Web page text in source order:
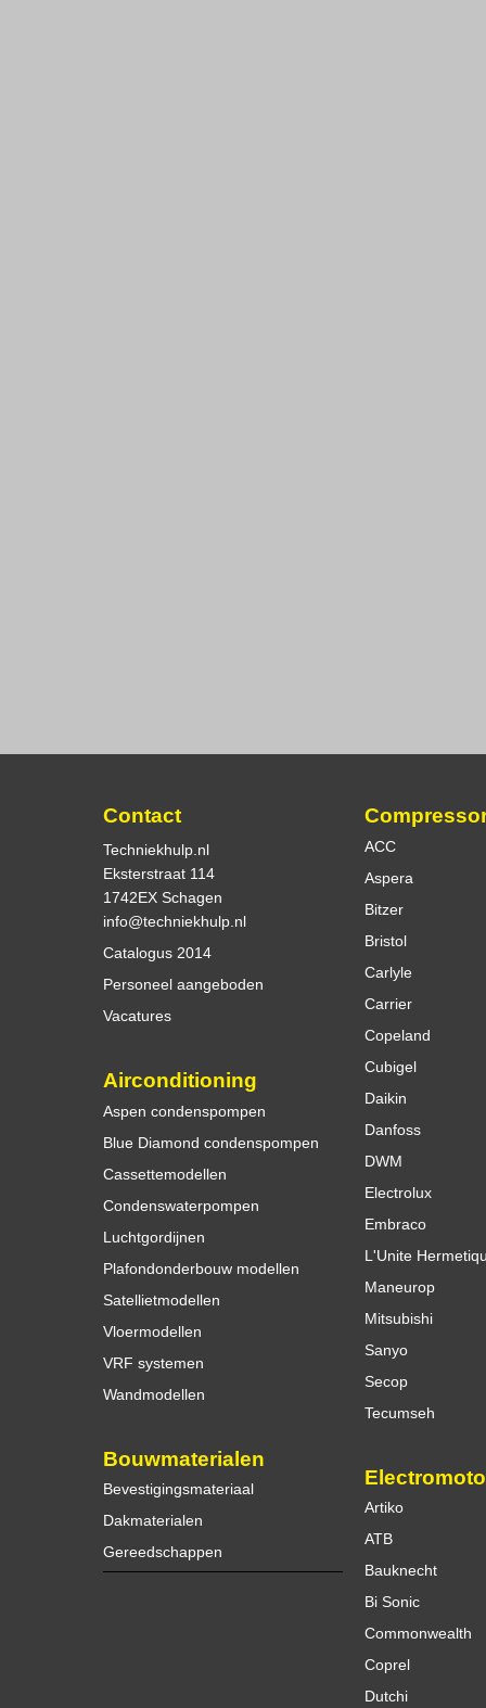
Contact
Techniekhulp.nl
Eksterstraat 114
1742EX Schagen
info@techniekhulp.nl
Catalogus 2014
Personeel aangeboden
Vacatures
Airconditioning
Aspen condenspompen
Blue Diamond condenspompen
Cassettemodellen
Condenswaterpompen
Luchtgordijnen
Plafondonderbouw modellen
Satellietmodellen
Vloermodellen
VRF systemen
Wandmodellen
Bouwmaterialen
Bevestigingsmateriaal
Dakmaterialen
Gereedschappen
ACC
Aspera
Bitzer
Bristol
Carlyle
Carrier
Copeland
Cubigel
Daikin
Danfoss
DWM
Electrolux
Embraco
L'Unite
Maneurop
Mitsubishi
Sanyo
Secop
Tecumseh
Artiko
ATB
Bauknecht
Bi Sonic
Commonwealth
Coprel
Dutchi